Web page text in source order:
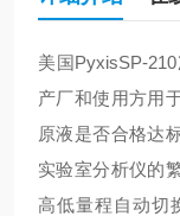
美国PyxisSP-
产厂和使用方用
原液是否合格达
实验室分析仪的
高低量程自动切